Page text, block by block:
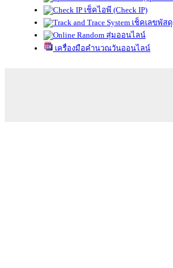
เช็คไอพี (Check IP)
เช็คเลขพัสดุ
สุ่มออนไลน์
เครื่องมือคำนวณวันออนไลน์